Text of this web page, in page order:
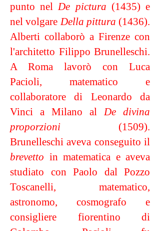
punto nelDe pictura (1435) e
nel volgareDella pittura (1436).
Alberti collaborò a Firenze con
l'architetto Filippo Brunelleschi.
A Roma lavorò con Luca
Pacioli, matematico e
collaboratore di Leonardo da
Vinci a Milano alDe divina
proporzioni (1509).
Brunelleschi aveva conseguito il
brevetto in matematica e aveva
studiato con Paolo dal Pozzo
Toscanelli, matematico,
astronomo, cosmografo e
consigliere fiorentino di